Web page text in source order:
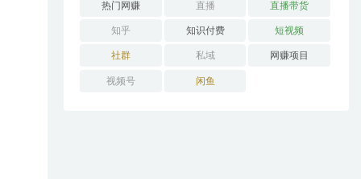
热门网赚 直播 直播带货
知乎 知识付费 短视频
社群 私域 网赚项目
视频号 闲鱼